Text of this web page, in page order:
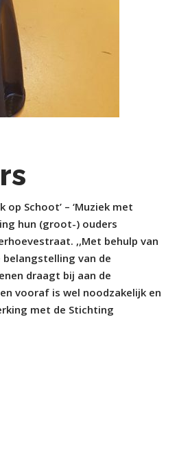
Schoot’ – ‘Muziek met
hun (groot-) ouders
,,Met behulp van
van de
draagt bij aan de
vooraf is wel noodzakelijk en
met de Stichting